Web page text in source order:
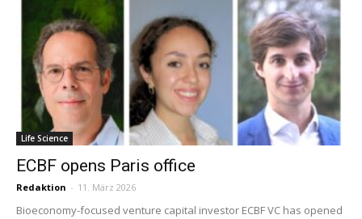
Life Science
ECBF opens Paris office
Redaktion - 11. März 2026
Bioeconomy-focused venture capital investor ECBF VC has opened